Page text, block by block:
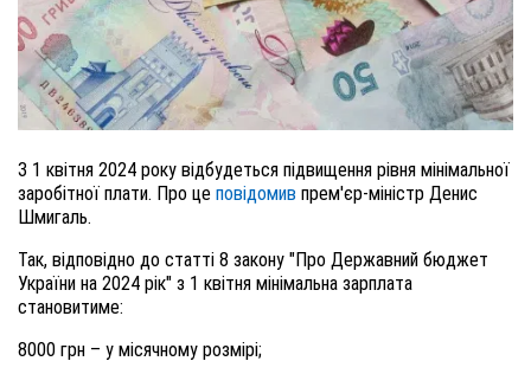
З 1 квітня 2024 року відбудеться підвищення рівня мінімальної
заробітної плати. Про це повідомив прем'єр-міністр Денис
Шмигаль.
Так, відповідно до статті 8 закону "Про Державний бюджет
України на 2024 рік" з 1 квітня мінімальна зарплата
становитиме:
8000 грн – у місячному розмірі;